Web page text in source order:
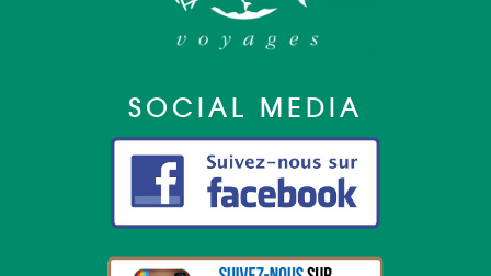
SOCIAL MEDIA